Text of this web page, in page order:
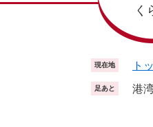
く
現在地 ト
足あと 港